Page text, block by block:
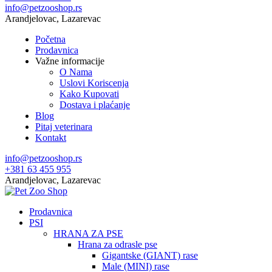
info@petzooshop.rs
Arandjelovac, Lazarevac
Početna
Prodavnica
Važne informacije
O Nama
Uslovi Koriscenja
Kako Kupovati
Dostava i plaćanje
Blog
Pitaj veterinara
Kontakt
info@petzooshop.rs
+381 63 455 955
Arandjelovac, Lazarevac
Prodavnica
PSI
HRANA ZA PSE
Hrana za odrasle pse
Gigantske (GIANT) rase
Male (MINI) rase